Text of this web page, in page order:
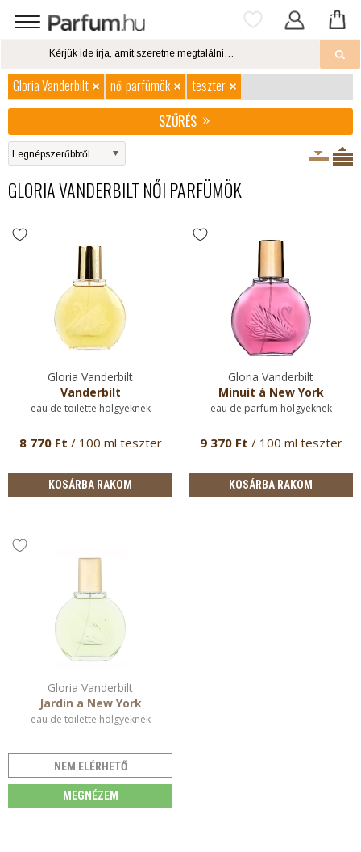
Gloria Vanderbilt női parfümök
teszter
SZŰRÉS
GLORIA VANDERBILT NŐI PARFÜMÖK
Gloria Vanderbilt
Vanderbilt
eau de toilette hölgyeknek
8 770 Ft / 100 ml teszter
KOSÁRBA RAKOM
Gloria Vanderbilt
Minuit á New York
eau de parfum hölgyeknek
9 370 Ft / 100 ml teszter
KOSÁRBA RAKOM
Gloria Vanderbilt
Jardin a New York
eau de toilette hölgyeknek
NEM ELÉRHETŐ
MEGNÉZEM